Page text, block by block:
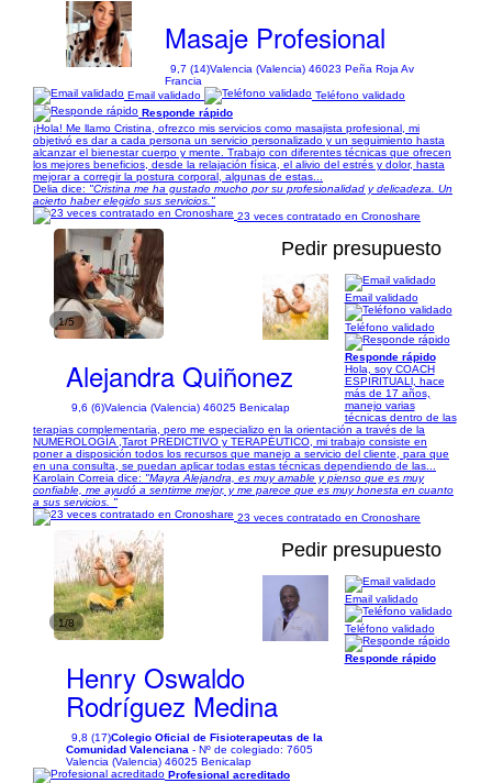
Masaje Profesional
9,7 (14)Valencia (Valencia) 46023 Peña Roja Av
Francia
Email validado
Teléfono validado
Responde rápido
¡Hola! Me llamo Cristina, ofrezco mis servicios como masajista profesional, mi
objetivó es dar a cada persona un servicio personalizado y un seguimiento hasta
alcanzar el bienestar cuerpo y mente. Trabajo con diferentes técnicas que ofrecen
los mejores beneficios, desde la relajación física, el alivio del estrés y dolor, hasta
mejorar a corregir la postura corporal, algunas de estas...
Delia dice: "Cristina me ha gustado mucho por su profesionalidad y delicadeza. Un
acierto haber elegido sus servicios."
23 veces contratado en Cronoshare
1/5
Pedir presupuesto
Alejandra Quiñonez
9,6 (6)Valencia (Valencia) 46025 Benicalap
Email validado
Teléfono validado
Responde rápido
Hola, soy COACH
ESPIRITUALl, hace
más de 17 años,
manejo varias
técnicas dentro de las
terapias complementaria, pero me especializo en la orientación a través de la
NUMEROLOGÍA ,Tarot PREDICTIVO y TERAPÉUTICO, mi trabajo consiste en
poner a disposición todos los recursos que manejo a servicio del cliente, para que
en una consulta, se puedan aplicar todas estas técnicas dependiendo de las...
Karolain Correia dice: "Mayra Alejandra, es muy amable y pienso que es muy
confiable, me ayudó a sentirme mejor, y me parece que es muy honesta en cuanto
a sus servicios. "
23 veces contratado en Cronoshare
1/8
Pedir presupuesto
Henry Oswaldo
Rodríguez Medina
9,8 (17)Colegio Oficial de Fisioterapeutas de la
Comunidad Valenciana - Nº de colegiado: 7605
Valencia (Valencia) 46025 Benicalap
Email validado
Teléfono validado
Responde rápido
Profesional acreditado